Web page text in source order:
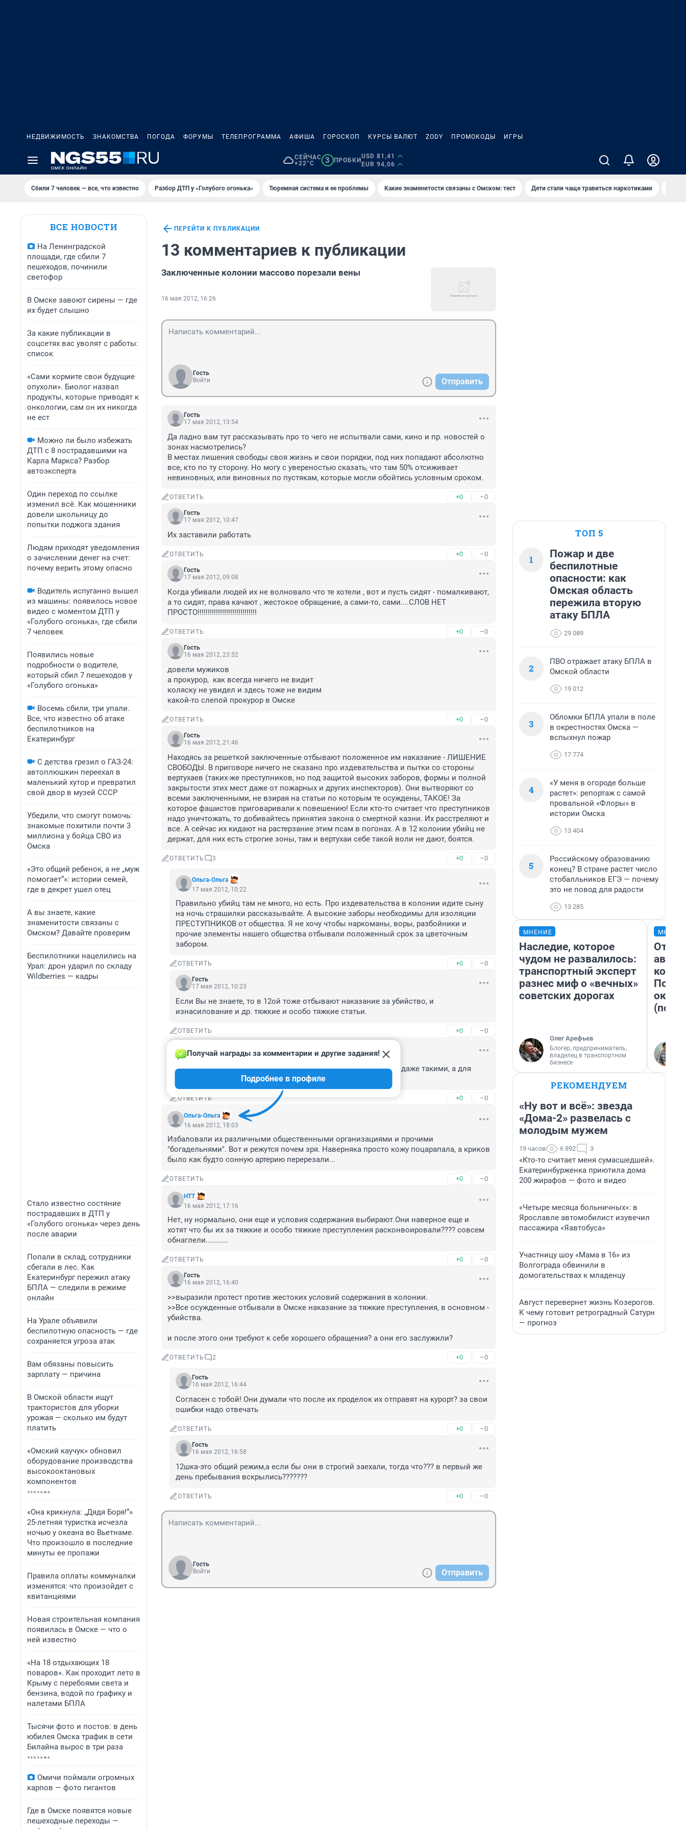
НЕДВИЖИМОСТЬ ЗНАКОМСТВА ПОГОДА ФОРУМЫ ТЕЛЕПРОГРАММА АФИША ГОРОСКОП КУРСЫ ВАЛЮТ ZODY ПРОМОКОДЫ ИГРЫ
СЕЙЧАС
+22°C
3 ПРОБКИ
USD 81,41
EUR 94,06
Сбили 7 человек — все, что известно Разбор ДТП у «Голубого огонька» Тюремная система и ее проблемы Какие знаменитости связаны с Омском: тест Дети стали чаще травиться наркотиками
ВСЕ НОВОСТИ
На Ленинградской
площади, где сбили 7
пешеходов, починили
светофор
В Омске завоют сирены — где
их будет слышно
За какие публикации в
соцсетях вас уволят с работы:
список
«Сами кормите свои будущие
опухоли». Биолог назвал
продукты, которые приводят к
онкологии, сам он их никогда
не ест
Можно ли было избежать
ДТП с 8 пострадавшими на
Карла Маркса? Разбор
автоэксперта
Один переход по ссылке
изменил всё. Как мошенники
довели школьницу до
попытки поджога здания
Людям приходят уведомления
о зачислении денег на счет:
почему верить этому опасно
Водитель испуганно вышел
из машины: появилось новое
видео с моментом ДТП у
«Голубого огонька», где сбили
7 человек
Появились новые
подробности о водителе,
который сбил 7 пешеходов у
«Голубого огонька»
Восемь сбили, три упали.
Все, что известно об атаке
беспилотников на
Екатеринбург
С детства грезил о ГАЗ-24:
автоплюшкин переехал в
маленький хутор и превратил
свой двор в музей СССР
Убедили, что смогут помочь:
знакомые похитили почти 3
миллиона у бойца СВО из
Омска
«Это общий ребенок, а не „муж
помогает“»: истории семей,
где в декрет ушел отец
А вы знаете, какие
знаменитости связаны с
Омском? Давайте проверим
Беспилотники нацелились на
Урал: дрон ударил по складу
Wildberries — кадры
Стало известно состяние
пострадавших в ДТП у
«Голубого огонька» через день
после аварии
Попали в склад, сотрудники
сбегали в лес. Как
Екатеринбург пережил атаку
БПЛА — следили в режиме
онлайн
На Урале объявили
беспилотную опасность — где
сохраняется угроза атак
Вам обязаны повысить
зарплату — причина
В Омской области ищут
трактористов для уборки
урожая — сколько им будут
платить
«Омский каучук» обновил
оборудование производства
высокооктановых
компонентов
«Она крикнула: „Дядя Боря!“»
25-летняя туристка исчезла
ночью у океана во Вьетнаме.
Что произошло в последние
минуты ее пропажи
Правила оплаты коммуналки
изменятся: что произойдет с
квитанциями
Новая строительная компания
появилась в Омске — что о
ней известно
«На 18 отдыхающих 18
поваров». Как проходит лето в
Крыму с перебоями света и
бензина, водой по графику и
налетами БПЛА
Тысячи фото и постов: в день
юбилея Омска трафик в сети
Билайна вырос в три раза
Омичи поймали огромных
карпов — фото гигантов
Где в Омске появятся новые
пешеходные переходы —
ПЕРЕЙТИ К ПУБЛИКАЦИИ
13 комментариев к публикации
Заключенные колонии массово порезали вены
16 мая 2012, 16:26
Гость
Войти
Отправить
Гость
17 мая 2012, 13:54
Да ладно вам тут рассказывать про то чего не испытвали сами, кино и пр. новостей о
зонах насмотрелись?
В местах лишения свободы своя жизнь и свои порядки, под них попадают абсолютно
все, кто по ту сторону. Но могу с увереностью сказать, что там 50% отсиживает
невиновных, или виновных по пустякам, которые могли обойтись условным сроком.
ОТВЕТИТЬ +0 –0
Гость
17 мая 2012, 10:47
Их заставили работать
ОТВЕТИТЬ +0 –0
Гость
17 мая 2012, 09:08
Когда убивали людей их не волновало что те хотели , вот и пусть сидят - помалкивают,
а то сидят, права качают , жестокое обращение, а сами-то, сами....СЛОВ НЕТ
ПРОСТО!!!!!!!!!!!!!!!!!!!!!!!!!!!!!
ОТВЕТИТЬ +0 –0
Гость
16 мая 2012, 23:52
довели мужиков
а прокурор,  как всегда ничего не видит
коляску не увидел и здесь тоже не видим
какой-то слепой прокурор в Омске
ОТВЕТИТЬ +0 –0
Гость
16 мая 2012, 21:46
Находясь за решеткой заключенные отбывают положенное им наказание - ЛИШЕНИЕ
СВОБОДЫ. В приговоре ничего не сказано про издевательства и пытки со стороны
вертухаев (таких-же преступников, но под защитой высоких заборов, формы и полной
закрытости этих мест даже от пожарных и других инспекторов). Они вытворяют со
всеми заключенными, не взирая на статьи по которым те осуждены, ТАКОЕ! За
которое фашистов приговаривали к повешению! Если кто-то считает что преступников
надо уничтожать, то добивайтесь принятия закона о смертной казни. Их расстреляют и
все. А сейчас их кидают на растерзание этим псам в погонах. А в 12 колонии убийц не
держат, для них есть строгие зоны, там и вертухаи себе такой воли не дают, боятся.
ОТВЕТИТЬ 3 +0 –0
Ольга-Ольга
17 мая 2012, 10:22
Правильно убийц там не много, но есть. Про издевательства в колонии идите сыну
на ночь страшилки рассказывайте. А высокие заборы необходимы для изоляции
ПРЕСТУПНИКОВ от общества. Я не хочу чтобы наркоманы, воры, разбойники и
прочие элементы нашего общества отбывали положенный срок за цветочным
забором.
ОТВЕТИТЬ +0 –0
Гость
17 мая 2012, 10:23
Если Вы не знаете, то в 12ой тоже отбывают наказание за убийство, и
изнасилование и др. тяжкие и особо тяжкие статьи.
ОТВЕТИТЬ +0 –0
17 мая 2012, 15:53
Никто, никто не имеет права издеваться над людьми пускай даже такими, а для
убийц давно нужно ввести смертную казнь......
ОТВЕТИТЬ +0 –0
Ольга-Ольга
Получай награды за комментарии и другие задания!
Подробнее в профиле
16 мая 2012, 18:03
Избаловали их различными общественными организациями и прочими
"богадельнями". Вот и режутся почем зря. Наверняка просто кожу поцарапала, а криков
было как будто сонную артерию перерезали...
ОТВЕТИТЬ +0 –0
НТТ
16 мая 2012, 17:16
Нет, ну нормально, они еще и условия содержания выбирают.Они наверное еще и
хотят что бы их за тяжкие и особо тяжкие преступления расконвоировали???? совсем
обнаглели...........
ОТВЕТИТЬ +0 –0
Гость
16 мая 2012, 16:40
>>выразили протест против жестоких условий содержания в колонии.
>>Все осужденные отбывали в Омске наказание за тяжкие преступления, в основном -
убийства.
и после этого они требуют к себе хорошего обращения? а они его заслужили?
ОТВЕТИТЬ 2 +0 –0
Гость
16 мая 2012, 16:44
Согласен с тобой! Они думали что после их проделок их отправят на курорт? за свои
ошибки надо отвечать
ОТВЕТИТЬ +0 –0
Гость
16 мая 2012, 16:58
12шка-это общий режим,а если бы они в строгий заехали, тогда что??? в первый же
день пребывания вскрылись???????
ОТВЕТИТЬ +0 –0
Гость
Войти
Отправить
ТОП 5
1
Пожар и две
беспилотные
опасности: как
Омская область
пережила вторую
атаку БПЛА
29 089
2
ПВО отражает атаку БПЛА в
Омской области
19 012
3
Обломки БПЛА упали в поле
в окрестностях Омска —
вспыхнул пожар
17 774
4
«У меня в огороде больше
растет»: репортаж с самой
провальной «Флоры» в
истории Омска
13 404
5
Российскому образованию
конец? В стране растет число
стобалльников ЕГЭ — почему
это не повод для радости
13 285
МНЕНИЕ
Наследие, которое
чудом не развалилось:
транспортный эксперт
разнес миф о «вечных»
советских дорогах
Олег Арефьев
Блогер, предприниматель,
владелец в транспортном
бизнесе
От
РЕКОМЕНДУЕМ
«Ну вот и всё»: звезда
«Дома-2» развелась с
молодым мужем
19 часов 6 892 3
«Кто-то считает меня сумасшедшей».
Екатеринбурженка приютила дома
200 жирафов — фото и видео
«Четыре месяца больничных»: в
Ярославле автомобилист изувечил
пассажира «Яавтобуса»
Участницу шоу «Мама в 16» из
Волгограда обвинили в
домогательствах к младенцу
Август перевернет жизнь Козерогов.
К чему готовит ретроградный Сатурн
— прогноз